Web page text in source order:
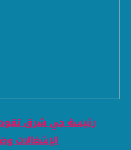
رئيسة حي شرق تقود
الإشغالات